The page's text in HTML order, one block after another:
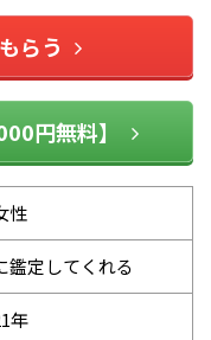
らう
円無料】
性
鑑定してくれる
年